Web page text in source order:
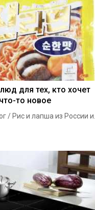
для тех, кто хочет
то новое
/ Рис и лапша из России и...